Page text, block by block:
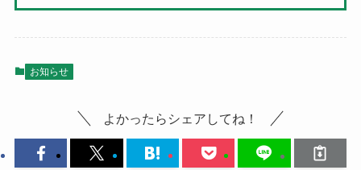
お知らせ
よかったらシェアしてね！